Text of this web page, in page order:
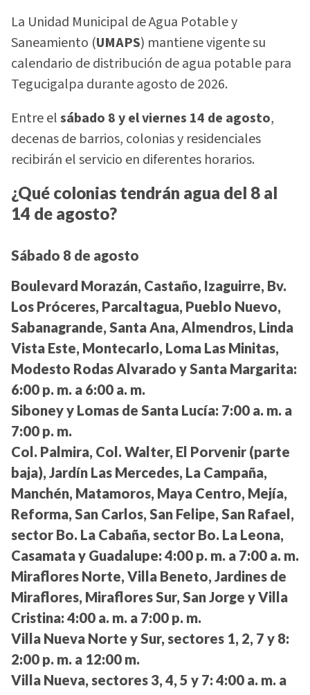
La Unidad Municipal de Agua Potable y
Saneamiento (UMAPS) mantiene vigente su
calendario de distribución de agua potable para
Tegucigalpa durante agosto de 2026.
Entre elsábado 8 y el viernes 14 de agosto,
decenas de barrios, colonias y residenciales
recibirán el servicio en diferentes horarios.
¿Qué colonias tendrán agua del 8 al
14 de agosto?
Sábado 8 de agosto
Boulevard Morazán, Castaño, Izaguirre, Bv.
Los Próceres, Parcaltagua, Pueblo Nuevo,
Sabanagrande, Santa Ana, Almendros, Linda
Vista Este, Montecarlo, Loma Las Minitas,
Modesto Rodas Alvarado y Santa Margarita:
6:00 p. m. a 6:00 a. m.
Siboney y Lomas de Santa Lucía: 7:00 a. m. a
7:00 p. m.
Col. Palmira, Col. Walter, El Porvenir (parte
baja), Jardín Las Mercedes, La Campaña,
Manchén, Matamoros, Maya Centro, Mejía,
Reforma, San Carlos, San Felipe, San Rafael,
sector Bo. La Cabaña, sector Bo. La Leona,
Casamata y Guadalupe: 4:00 p. m. a 7:00 a. m.
Miraflores Norte, Villa Beneto, Jardines de
Miraflores, Miraflores Sur, San Jorge y Villa
Cristina: 4:00 a. m. a 7:00 p. m.
Villa Nueva Norte y Sur, sectores 1, 2, 7 y 8:
2:00 p. m. a 12:00 m.
Villa Nueva, sectores 3, 4, 5 y 7: 4:00 a. m. a